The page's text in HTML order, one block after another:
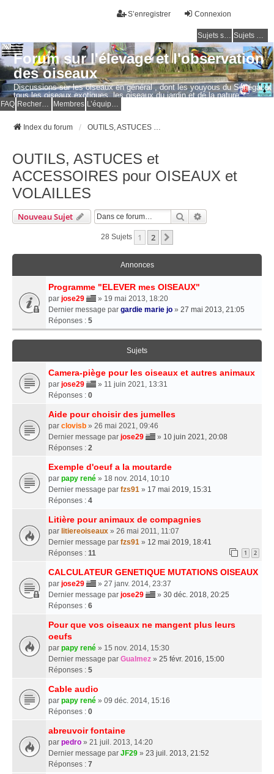
Connexion
S’enregistrer
Sujets sans réponse Sujets actifs
Forum sur l'élevage et l'observation
des oiseaux
Discussions sur les oiseaux en général , dont les youyous du Sénégal et
tous les oiseaux exotiques, les oiseaux du jardin et de la nature.
Questions, photos, expériences.
FAQ Membres
Index du forum
OUTILS, ASTUCES et
ACCESSOIRES pour OISEAUX et
VOLAILLES
Nouveau Sujet Rechercher
28 Sujets 1 2
Annonces
Programme "ELEVER mes OISEAUX"
par jose29
» 19 mai 2013, 18:20
Dernier message par gardie marie jo » 27 mai 2013, 21:05
Réponses : 5
Sujets
Camera-piège pour les oiseaux et autres animaux
par jose29
» 11 juin 2021, 13:31
Réponses : 0
Aide pour choisir des jumelles
par clovisb » 26 mai 2021, 09:46
Dernier message par jose29 » 10 juin 2021, 20:08
Réponses : 2
Exemple d'oeuf a la moutarde
par papy rené » 18 nov. 2014, 10:10
Dernier message par fzs91 » 17 mai 2019, 15:31
Réponses : 4
Litière pour animaux de compagnies
par litiereoiseaux » 26 mai 2011, 11:07
Dernier message par fzs91 » 12 mai 2019, 18:41
Réponses : 11 1 2
CALCULATEUR GENETIQUE MUTATIONS OISEAUX
par jose29
» 27 janv. 2014, 23:37
Dernier message par jose29 » 30 déc. 2018, 20:25
Réponses : 6
Pour que vos oiseaux ne mangent plus leurs
oeufs
par papy rené » 15 nov. 2014, 15:30
Dernier message par Gualmez » 25 févr. 2016, 15:00
Réponses : 5
Cable audio
par papy rené » 09 déc. 2014, 15:16
Réponses : 0
abreuvoir fontaine
par pedro » 21 juil. 2013, 14:20
Dernier message par JF29 » 23 juil. 2013, 21:52
Réponses : 7